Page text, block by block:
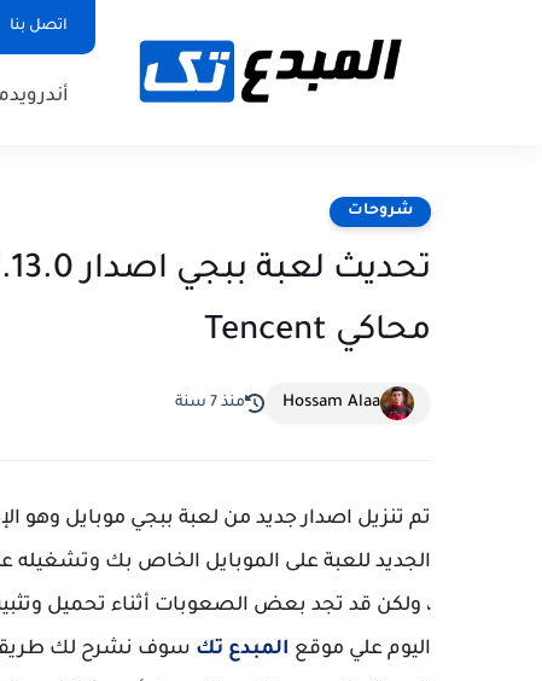
اتصل بنا
أندرويد
شروحات
محاكي Tencent
Hossam Alaa منذ 7 سنة
اليوم علي موقع المبدع تك